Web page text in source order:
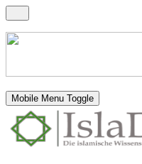
Mobile Menu Toggle